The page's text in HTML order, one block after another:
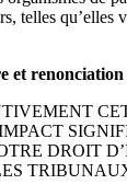
telles qu’elles
et renonciation
DROIT